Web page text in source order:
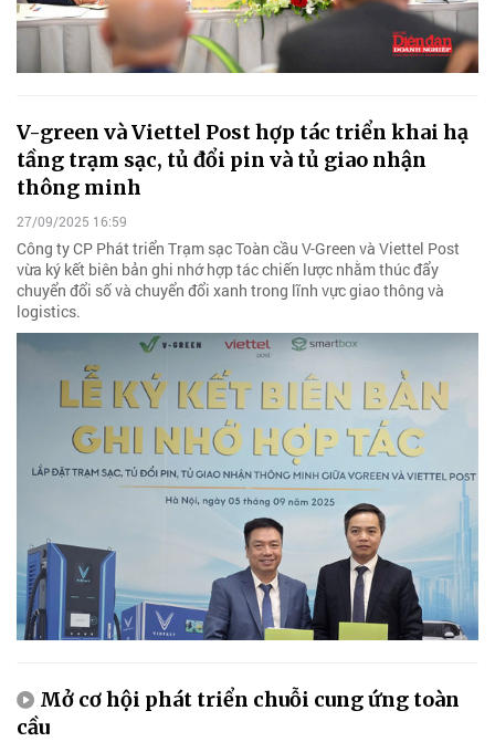
V-green và Viettel Post hợp tác triển khai hạ
tầng trạm sạc, tủ đổi pin và tủ giao nhận
thông minh
27/09/2025 16:59
Công ty CP Phát triển Trạm sạc Toàn cầu V-Green và Viettel Post
vừa ký kết biên bản ghi nhớ hợp tác chiến lược nhằm thúc đẩy
chuyển đổi số và chuyển đổi xanh trong lĩnh vực giao thông và
logistics.
Mở cơ hội phát triển chuỗi cung ứng toàn
cầu